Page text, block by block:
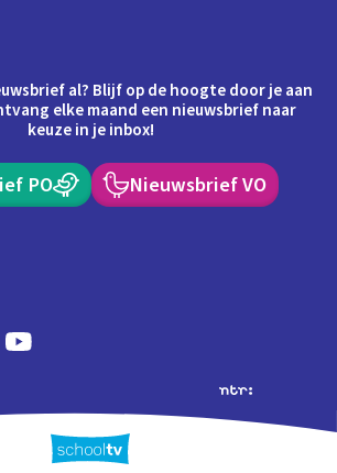
al? Blijf op de hoogte door je aan
elke maand een nieuwsbrief naar
keuze in je inbox!
PO Nieuwsbrief VO